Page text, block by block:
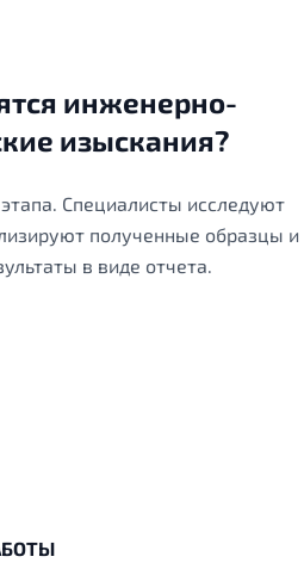
инженерно-
изыскания?
Специалисты исследуют
полученные образцы и
в виде отчета.